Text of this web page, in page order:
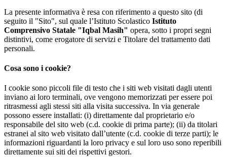
La presente informativa è resa con riferimento a questo sito (di
seguito il "Sito", sul quale l’Istituto Scolastico Istituto
Comprensivo Statale "Iqbal Masih" opera, sotto i propri segni
distintivi, come erogatore di servizi e Titolare del trattamento dati
personali.
Cosa sono i cookie?
I cookie sono piccoli file di testo che i siti web visitati dagli utenti
inviano ai loro terminali, ove vengono memorizzati per essere poi
ritrasmessi agli stessi siti alla visita successiva. In via generale
possono essere installati: (i) direttamente dal proprietario e/o
responsabile del sito web (c.d. cookie di prima parte); (ii) da titolari
estranei al sito web visitato dall’utente (c.d. cookie di terze parti); le
informazioni riguardanti la loro privacy e sul loro uso sono reperibili
direttamente sui siti dei rispettivi gestori.